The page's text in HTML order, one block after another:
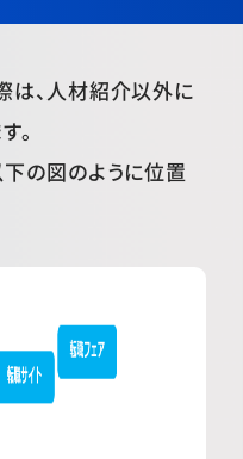
は、人材紹介以外に
。
の図のように位置